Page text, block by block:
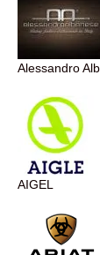
Alessandro
AIGEL